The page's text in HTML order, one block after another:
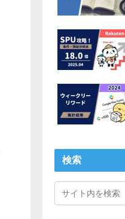
検索